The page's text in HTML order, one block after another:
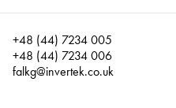
+48 (44) 7234 005
+48 (44) 7234 006
falkg@invertek.co.uk